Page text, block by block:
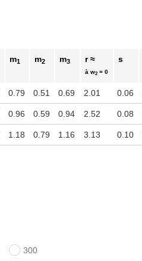
m1 m2 m3 r ≈
à w2 = 0
s
0.79 0.51 0.69 2.01 0.06
0.96 0.59 0.94 2.52 0.08
1.18 0.79 1.16 3.13 0.10
300